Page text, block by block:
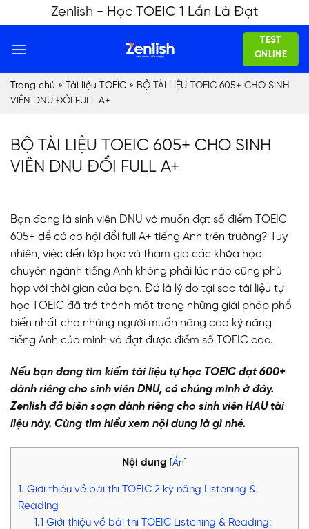
to
content
Zenlish - Học TOEIC 1 Lần Là Đạt
TEST
ONLINE
Trang chủ » Tài liệu TOEIC » BỘ TÀI LIỆU TOEIC 605+ CHO SINH
VIÊN DNU ĐỔI FULL A+
BỘ TÀI LIỆU TOEIC 605+ CHO SINH
VIÊN DNU ĐỔI FULL A+
Bạn đang là sinh viên DNU và muốn đạt số điểm TOEIC
605+ dể có cơ hội đổi full A+ tiếng Anh trên trường? Tuy
nhiên, việc đến lớp học và tham gia các khóa học
chuyên ngành tiếng Anh không phải lúc nào cũng phù
hợp với thời gian của bạn. Đó là lý do tại sao tài liệu tự
học TOEIC đã trở thành một trong những giải pháp phổ
biến nhất cho những người muốn nâng cao kỹ năng
tiếng Anh của mình và đạt được điểm số TOEIC cao.
Nếu bạn đang tìm kiếm tài liệu tự học TOEIC đạt 600+
dành riêng cho sinh viên DNU, có chúng mình ở đây.
Zenlish đã biên soạn dành riêng cho sinh viên HAU tài
liệu này. Cùng tìm hiểu xem nội dung là gì nhé.
Nội dung Ẩn
1. Giới thiệu về bài thi TOEIC 2 kỹ năng Listening &
Reading
1.1 Giới thiệu về bài thi TOEIC Listening & Reading: